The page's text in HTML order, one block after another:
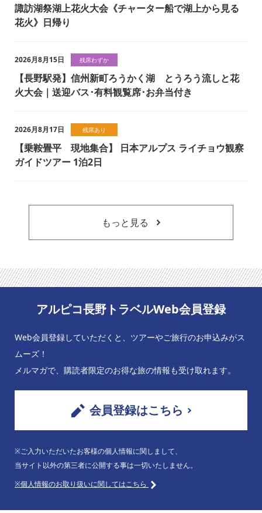
諏訪湖祭湖上花火大会《チャーター船で湖上から見る
花火》日帰り
2026月8月15日 残席わずか
【長野駅発】信州新町ろうかく湖 とうろう流しと花
火大会｜送迎バス･有料観覧席･お弁当付き
2026月8月17日 残席あり
【乗鞍畳平 現地集合】 日本アルプス ライチョウ観察
ガイドツアー 1泊2日
もっと見る
アルピコ長野トラベルWeb会員登録
Web会員登録していただくと、ツアーやご旅行のお申込みがス
ムーズ！
メルマガで、購読者限定のお得な旅の情報も受け取れます。
会員登録はこちら
※ご入力いただいたお客様の個人情報に関しまして、
当サイト以外の第三者に公開する事は一切いたしません。
※個人情報のお取り扱いに関してはこちら